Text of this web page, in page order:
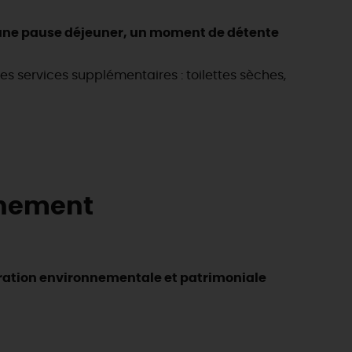
pause déjeuner, un moment de détente
services supplémentaires : toilettes sèches,
environnementale et patrimoniale